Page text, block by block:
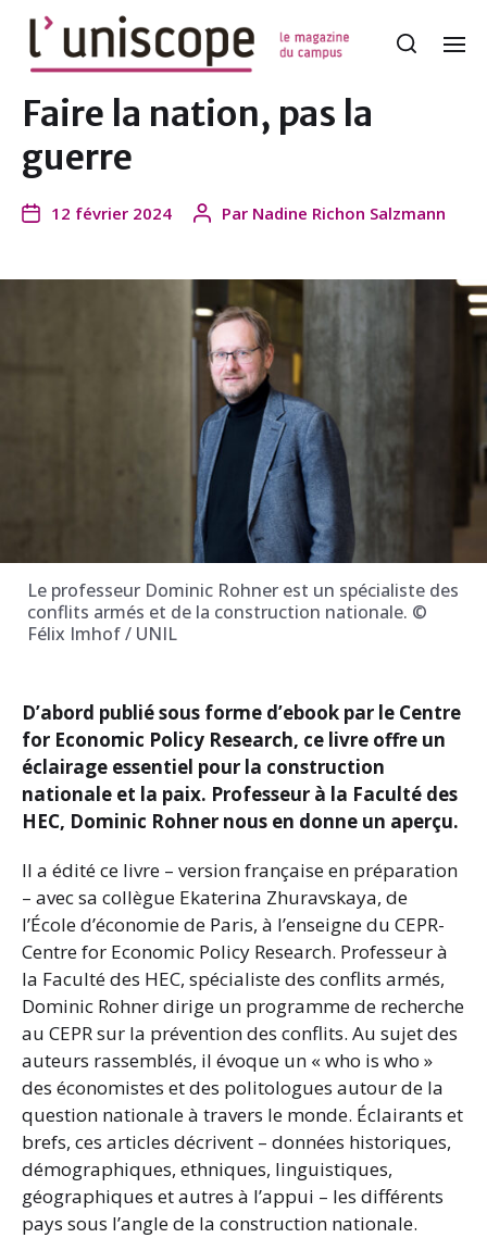
Faire la nation, pas la
guerre
12 février 2024 Par Nadine Richon Salzmann
Le professeur Dominic Rohner est un spécialiste des
conflits armés et de la construction nationale. ©
Félix Imhof / UNIL
D’abord publié sous forme d’ebook par le Centre
for Economic Policy Research, ce livre offre un
éclairage essentiel pour la construction
nationale et la paix. Professeur à la Faculté des
HEC, Dominic Rohner nous en donne un aperçu.
Il a édité ce livre – version française en préparation
– avec sa collègue Ekaterina Zhuravskaya, de
l’École d’économie de Paris, à l’enseigne du CEPR-
Centre for Economic Policy Research. Professeur à
la Faculté des HEC, spécialiste des conflits armés,
Dominic Rohner dirige un programme de recherche
au CEPR sur la prévention des conflits. Au sujet des
auteurs rassemblés, il évoque un « who is who »
des économistes et des politologues autour de la
question nationale à travers le monde. Éclairants et
brefs, ces articles décrivent – données historiques,
démographiques, ethniques, linguistiques,
géographiques et autres à l’appui – les différents
pays sous l’angle de la construction nationale.